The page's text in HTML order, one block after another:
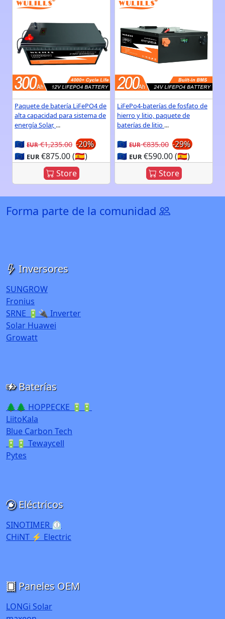
Paquete de batería LiFePO4 de
alta capacidad para sistema de
energía Solar, ...
🇪🇺 EUR€1,235.00 -20%
🇪🇺 EUR€875.00 (🇪🇸)
Store
LiFePo4-baterías de fosfato de
hierro y litio, paquete de
baterías de litio ...
🇪🇺 EUR€835.00 -29%
🇪🇺 EUR€590.00 (🇪🇸)
Store
Forma parte de la comunidad
Inversores
SUNGROW
Fronius
SRNE 🔋🔌 Inverter
Solar Huawei
Growatt
Baterías
🌲🌲 HOPPECKE 🔋🔋
LiitoKala
Blue Carbon Tech
🔋🔋 Tewaycell
Pytes
Eléctricos
SINOTIMER ⏲️
CHiNT ⚡ Electric
Paneles OEM
LONGi Solar